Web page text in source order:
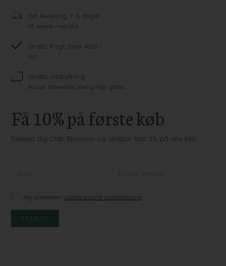
Lyn levering, 1-3 dage
Få leveret med GLS
Gratis fragt over 499,-
GLS
Gratis ombytning
Passer størrelsen ikke? ombyt gratis
Få 10% på første køb
Tilmeld dig Club Blossom og opspar fast 3% på alle køb
Jeg accepterervilkårene samt markedsføring